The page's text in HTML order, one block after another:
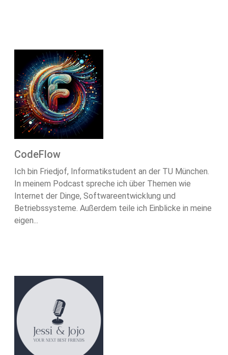
CodeFlow
Ich bin Friedjof, Informatikstudent an der TU München.
In meinem Podcast spreche ich über Themen wie
Internet der Dinge, Softwareentwicklung und
Betriebssysteme. Außerdem teile ich Einblicke in meine
eigen...